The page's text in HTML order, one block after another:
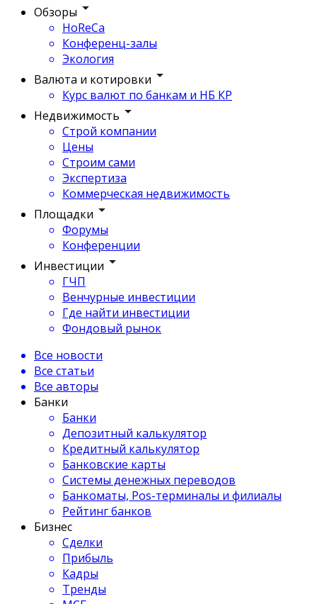
Обзоры
HoReCa
Конференц-залы
Экология
Валюта и котировки
Курс валют по банкам и НБ КР
Недвижимость
Строй компании
Цены
Строим сами
Экспертиза
Коммерческая недвижимость
Площадки
Форумы
Конференции
Инвестиции
ГЧП
Венчурные инвестиции
Где найти инвестиции
Фондовый рынок
Все новости
Все статьи
Все авторы
Банки
Банки
Депозитный калькулятор
Кредитный калькулятор
Банковские карты
Системы денежных переводов
Банкоматы, Pos-терминалы и филиалы
Рейтинг банков
Бизнес
Сделки
Прибыль
Кадры
Тренды